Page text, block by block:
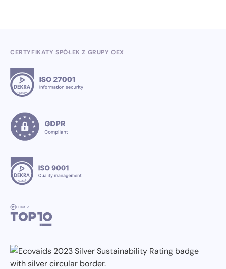
CERTYFIKATY SPÓŁEK Z GRUPY OEX